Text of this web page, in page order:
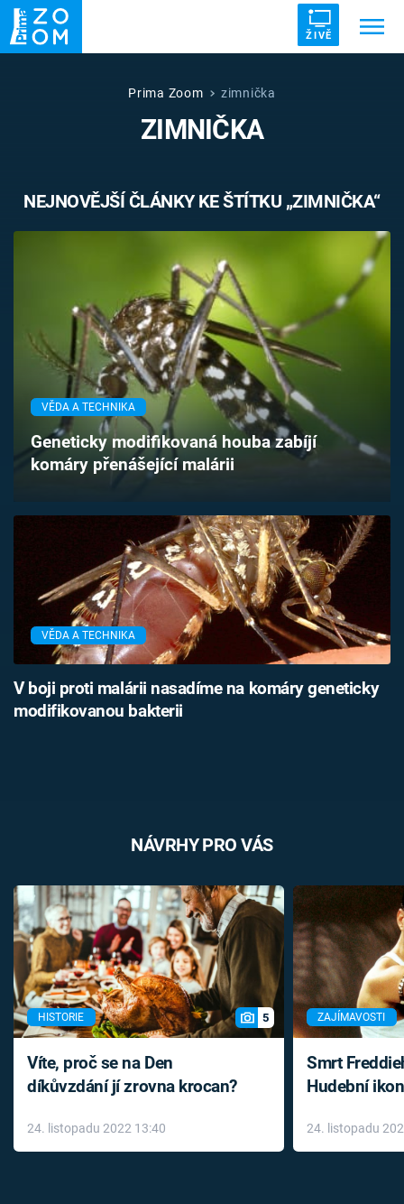
ŽIVĚ
UFO DRUHÁ SVĚTOVÁ VÁLKA
VETŘELCI DÁVNOVĚKU
Pořady
TV Program
Časopis
Sledujte prima+
Přihlášení
Sledujte nás
Prima Zoom zimnička
ZIMNIČKA
NEJNOVĚJŠÍ ČLÁNKY KE ŠTÍTKU „ZIMNIČKA“
VĚDA A TECHNIKA
Geneticky modifikovaná houba zabíjí
komáry přenášející malárii
VĚDA A TECHNIKA
V boji proti malárii nasadíme na komáry geneticky
modifikovanou bakterii
NÁVRHY PRO VÁS
HISTORIE 5
Víte, proč se na Den
díkůvzdání jí zrovna krocan?
24. listopadu 2022 13:40
ZAJÍMAVOSTI
Smrt
Hudební
léky
24. listopadu